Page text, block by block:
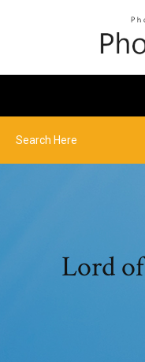
Lord